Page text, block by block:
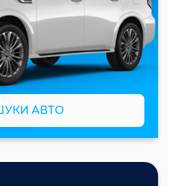
НА ПОШУКИ АВТО